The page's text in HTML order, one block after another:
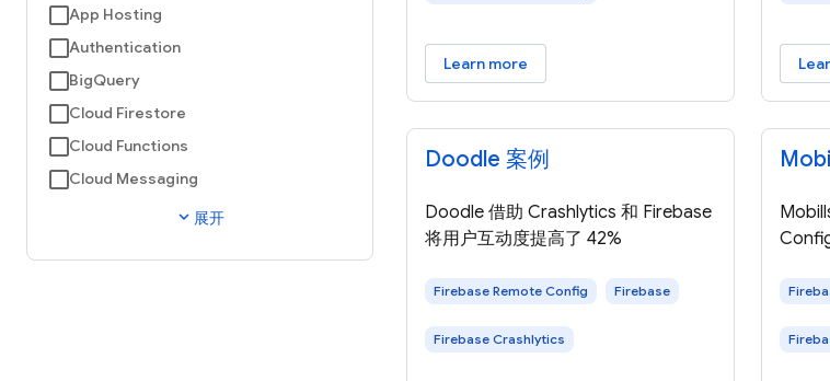
App Hosting
Authentication
BigQuery
Cloud Firestore
Cloud Functions
Cloud Messaging
expand_more 展开
Learn more
Doodle 案例
Doodle 借助 Crashlytics 和 Firebase
将用户互动度提高了 42%
Firebase Remote Config Firebase
Firebase Crashlytics